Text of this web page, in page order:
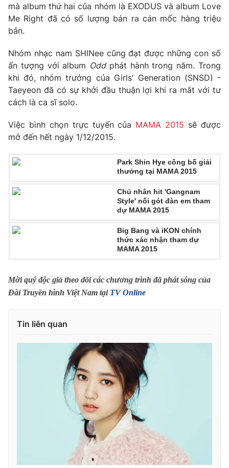
Phim VTV
Hậu trường
Nhân vật
Khán giả
Giải sao mai
Giải trí
Âm nhạc
Sao
Đời sống
Du lịch
Làm đẹp
Giáo dục
Tuyển sinh
Học trực tuyến
Hitech Công nghệ tương lai
Sản phẩm
Tư vấn
Giao lưu trực tuyến
Emagazine Podcast
Photo Infographic
Video Shorts video
VTV Sức khoẻ Bất động sản
Thị trường 24h Tấm lòng Việt
Vươn mình bằng AI
VTV8
Liên hệ tòa soạn English
mà album thứ hai của nhóm là EXODUS và album Love
Me Right đã có số lượng bán ra cán mốc hàng triệu
bản.
Nhóm nhạc nam SHINee cũng đạt được những con số
ấn tượng với album Oddphát hành trong năm. Trong
khi đó, nhóm trưởng của Girls′ Generation (SNSD) -
Taeyeon đã có sự khởi đầu thuận lợi khi ra mắt với tư
cách là ca sĩ solo.
Việc bình chọn trực tuyến của MAMA 2015 sẽ được
mở đến hết ngày 1/12/2015.
Park Shin Hye công bố giải
thưởng tại MAMA 2015
Chủ nhân hit 'Gangnam
Style' nối gót đàn em tham
dự MAMA 2015
Big Bang và iKON chính
thức xác nhận tham dự
MAMA 2015
Mời quý độc giả theo dõi các chương trình đã phát sóng của
Đài Truyền hình Việt Nam tại TV Online
Tin liên quan